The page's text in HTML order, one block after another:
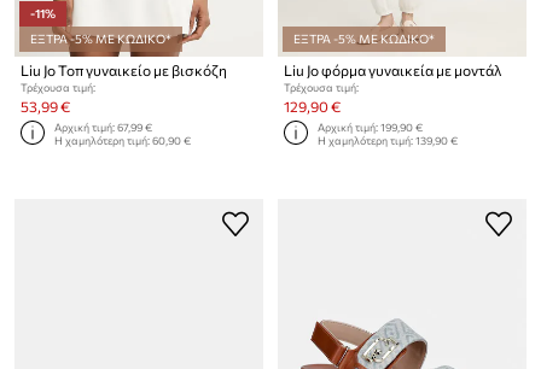
-11%
ΕΞΤΡΑ -5% ΜΕ ΚΩΔΙΚΟ*
Liu Jo Τοπ γυναικείο με βισκόζη
Τρέχουσα τιμή:
53,99 €
Αρχική τιμή:67,99 €
Η χαμηλότερη τιμή:60,90 €
ΕΞΤΡΑ -5% ΜΕ ΚΩΔΙΚΟ*
Liu Jo φόρμα γυναικεία με μοντάλ
Τρέχουσα τιμή:
129,90 €
Αρχική τιμή:199,90 €
Η χαμηλότερη τιμή:139,90 €